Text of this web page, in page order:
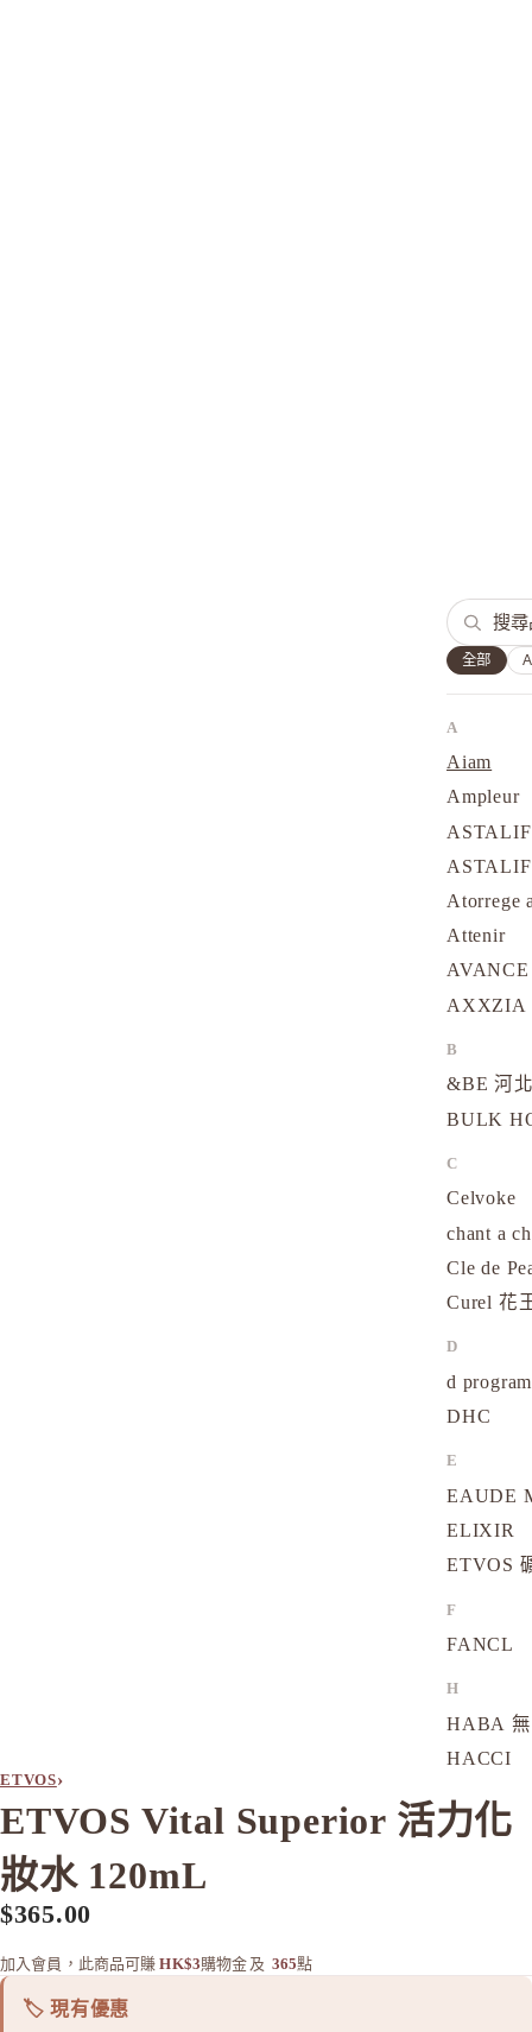
全部
A
Aiam
Ampleur
Atorrege
Attenir
AVANCE
AXXZIA
B
&BE 河
BULK
C
Celvoke
chant a
Cle de
Curel 花
D
d
DHC
E
EAUDE
ELIXIR
ETVOS
F
FANCL
H
HABA
HACCI
K
LITS 植
ETVOS›
ETVOS Vital Superior 活力化
妝水 120mL
$365.00
加入會員，此商品可賺 HK$3購物金 及 365點
🏷️ 現有優惠